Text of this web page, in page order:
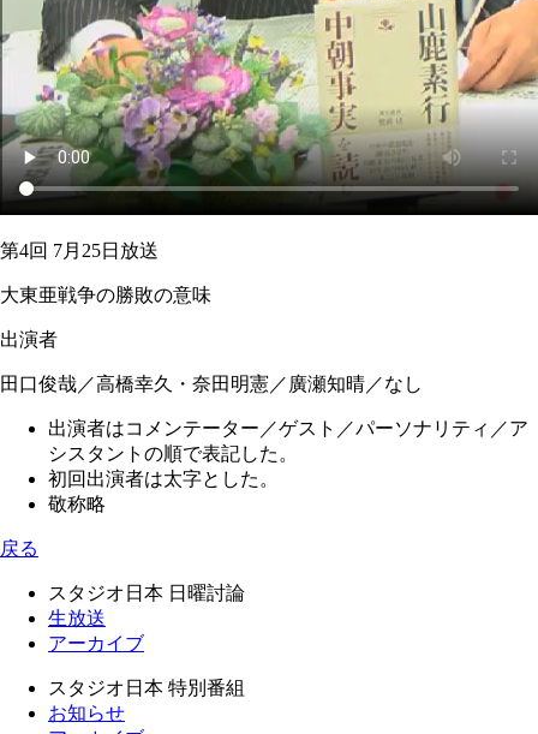
第4回 7月25日放送
大東亜戦争の勝敗の意味
出演者
田口俊哉／高橋幸久・奈田明憲／廣瀬知晴／なし
出演者はコメンテーター／ゲスト／パーソナリティ／ア
シスタントの順で表記した。
初回出演者は太字とした。
敬称略
戻る
スタジオ日本 日曜討論
生放送
アーカイブ
スタジオ日本 特別番組
お知らせ